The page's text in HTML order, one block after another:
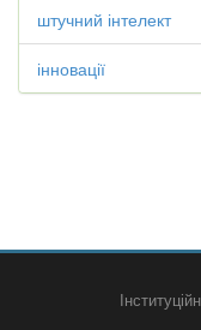
штучний інтелект
інновації